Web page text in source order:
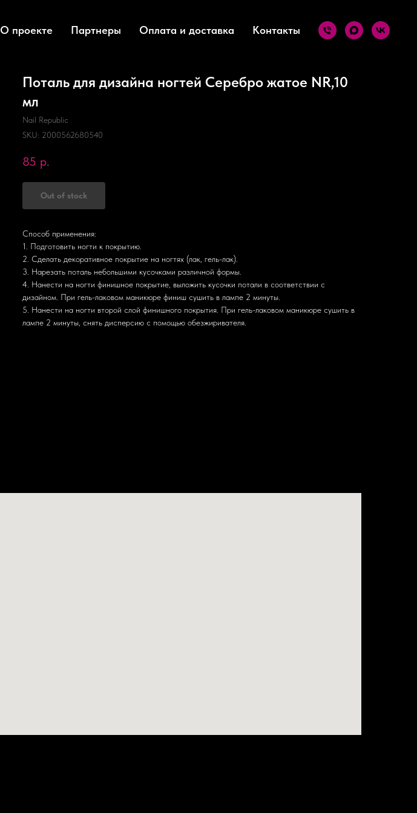
О проекте Партнеры Оплата и доставка Контакты
Поталь для дизайна ногтей Серебро жатое NR,10
мл
Nail Republic
SKU: 2000562680540
85 р.
Out of stock
Способ применения:
1. Подготовить ногти к покрытию.
2. Сделать декоративное покрытие на ногтях (лак, гель-лак).
3. Нарезать поталь небольшими кусочками различной формы.
4. Нанести на ногти финишное покрытие, выложить кусочки потали в соответствии с
дизайном. При гель-лаковом маникюре финиш сушить в лампе 2 минуты.
5. Нанести на ногти второй слой финишного покрытия. При гель-лаковом маникюре сушить в
лампе 2 минуты, снять дисперсию с помощью обезжиривателя.